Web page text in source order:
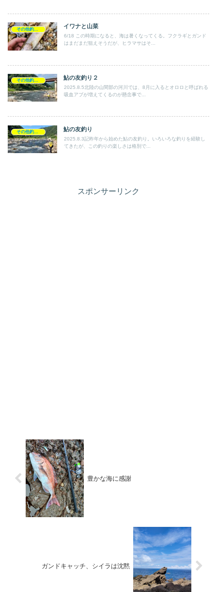
イワナと山菜
6/18 この時期になると、海は暑くなってくる。フクラギとガンド
はまだまだ狙えそうだが、ヒラマサはそ...
その他釣り記録 鮎の友釣り２
2025.8.5北陸の山間部の河川では、8月に入るとオロロと呼ばれる
吸血アブが増えてくるのが懸念事で...
鮎の友釣り
2025.8.3記昨年から始めた鮎の友釣り。いろいろな釣りを経験し
てきたが、この釣りの楽しさは格別で...
スポンサーリンク
豊かな海に感謝
ガンドキャッチ、シイラは沈黙